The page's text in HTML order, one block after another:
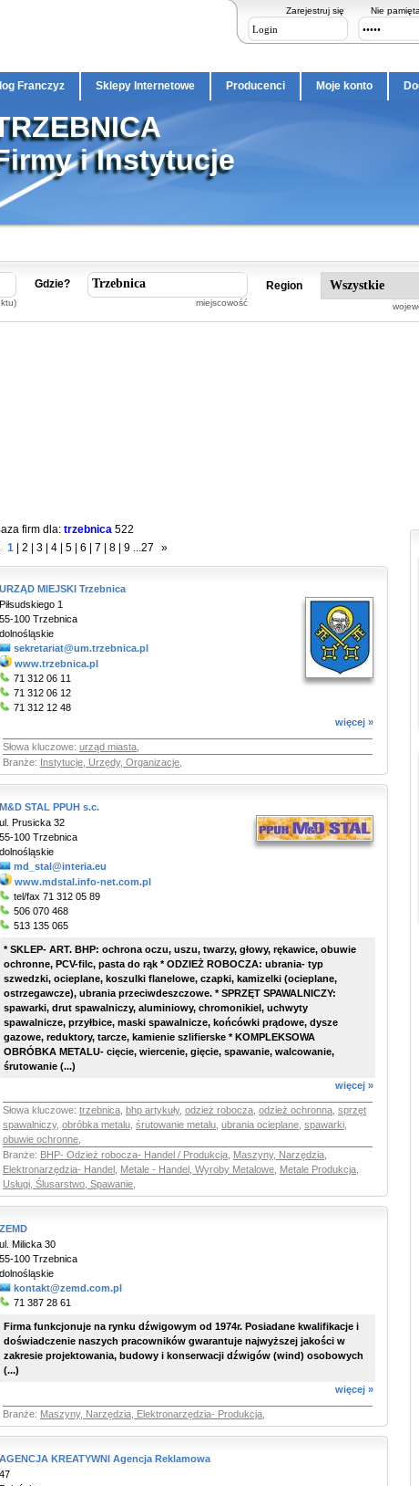
Zarejestruj się Nie
Franczyz Sklepy Internetowe Producenci Moje konto
i Instytucje
Gdzie?
miejscowość
Region
firm dla: trzebnica 522
1 2 3 4 5 6 7 8 9 ...27 »
URZĄD MIEJSKI Trzebnica
Piłsudskiego 1
55-100 Trzebnica
dolnośląskie
sekretariat@um.trzebnica.pl
www.trzebnica.pl
71 312 06 11
71 312 06 12
71 312 12 48
więcej »
Słowa kluczowe: urząd miasta
Branże: Instytucje, Urzędy, Organizacje
M&D STAL PPUH s.c.
ul. Prusicka 32
55-100 Trzebnica
dolnośląskie
md_stal@interia.eu
www.mdstal.info-net.com.pl
tel/fax 71 312 05 89
506 070 468
513 135 065
* SKLEP- ART. BHP: ochrona oczu, uszu, twarzy, głowy, rękawice, obuwie
ochronne, PCV-filc, pasta do rąk * ODZIEŻ ROBOCZA: ubrania- typ
szwedzki, ocieplane, koszulki flanelowe, czapki, kamizelki (ocieplane,
ostrzegawcze), ubrania przeciwdeszczowe. * SPRZĘT SPAWALNICZY:
spawarki, drut spawalniczy, aluminiowy, chromonikiel, uchwyty
spawalnicze, przyłbice, maski spawalnicze, końcówki prądowe, dysze
gazowe, reduktory, tarcze, kamienie szlifierske * KOMPLEKSOWA
OBRÓBKA METALU- cięcie, wiercenie, gięcie, spawanie, walcowanie,
śrutowanie (...)
więcej »
Słowa kluczowe: trzebnica bhp artykuły, odzież robocza odzież ochronna sprzęt
spawalniczy, obróbka metalu śrutowanie metalu ubrania ocieplane spawarki
obuwie ochronne
Branże: BHP- Odzież robocza- Handel / Produkcja Maszyny, Narzędzia,
Elektronarzędzia- Handel Metale - Handel, Wyroby Metalowe Metale Produkcja,
Usługi, Ślusarstwo, Spawanie
ZEMD
ul. Milicka 30
55-100 Trzebnica
dolnośląskie
kontakt@zemd.com.pl
71 387 28 61
Firma funkcjonuje na rynku dźwigowym od 1974r. Posiadane kwalifikacje i
doświadczenie naszych pracowników gwarantuje najwyższej jakości w
zakresie projektowania, budowy i konserwacji dźwigów (wind) osobowych
(...)
więcej »
Branże: Maszyny, Narzędzia, Elektronarzędzia- Produkcja
AGENCJA KREATYWNI Agencja Reklamowa
47